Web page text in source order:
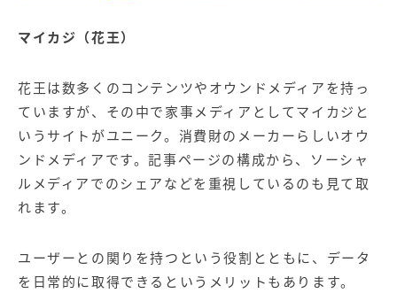
マイカジ（花王）
花王は数多くのコンテンツやオウンドメディアを持っ
ていますが、その中で家事メディアとしてマイカジと
いうサイトがユニーク。消費財のメーカーらしいオウ
ンドメディアです。記事ページの構成から、ソーシャ
ルメディアでのシェアなどを重視しているのも見て取
れます。
ユーザーとの関りを持つという役割とともに、データ
を日常的に取得できるというメリットもあります。